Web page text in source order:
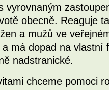
vyrovnaným
obecně. Reaguje
a mužů ve
má dopad na vlastní
nadstranické.
chceme pomoci